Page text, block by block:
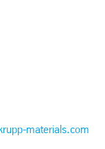
materials.com